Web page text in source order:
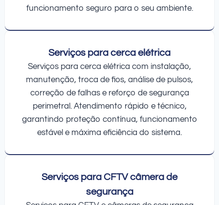
funcionamento seguro para o seu ambiente.
Serviços para cerca elétrica
Serviços para cerca elétrica com instalação,
manutenção, troca de fios, análise de pulsos,
correção de falhas e reforço de segurança
perimetral. Atendimento rápido e técnico,
garantindo proteção contínua, funcionamento
estável e máxima eficiência do sistema.
Serviços para CFTV câmera de
segurança